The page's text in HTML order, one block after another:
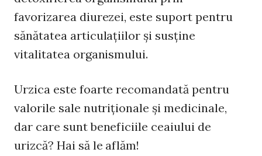
favorizarea diurezei, este suport pentru
sănătatea articulaţiilor şi susţine
vitalitatea organismului.
Urzica este foarte recomandată pentru
valorile sale nutriţionale şi medicinale,
dar care sunt beneficiile ceaiului de
urizcă? Hai să le aflăm!